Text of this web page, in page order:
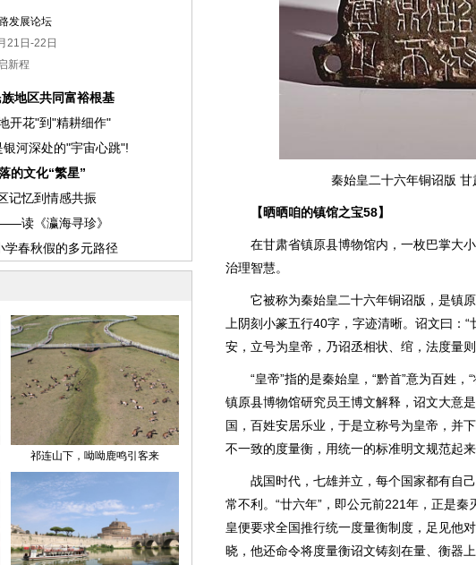
秦始皇二十六年铜诏版
【晒晒咱的镇馆之宝58】
在甘肃省镇原县博物馆内，一枚巴掌大小
治理智慧。
它被称为秦始皇二十六年铜诏版，是镇原
上阴刻小篆五行40字，字迹清晰。诏文曰：
安，立号为皇帝，乃诏丞相状、绾，法度量
“皇帝”指的是秦始皇，“黔首”意为百姓，“
镇原县博物馆研究员王博文解释，诏文大意
国，百姓安居乐业，于是立称号为皇帝，并
不一致的度量衡，用统一的标准明文规范起来
战国时代，七雄并立，每个国家都有自己
常不利。“廿六年”，即公元前221年，正是
皇便要求全国推行统一度量衡制度，足见他
晓，他还命令将度量衡诏文铸刻在量、衡器